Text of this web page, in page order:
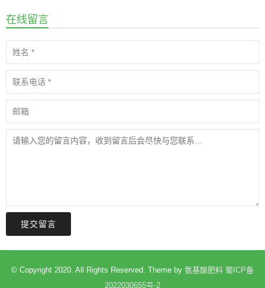
在线留言
提交留言
© Copyright 2020. All Rights Reserved. Theme by 氨基酸肥料 蜀ICP备
2022030655号-2